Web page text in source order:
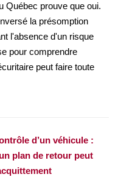
Québec prouve que oui.
la présomption
l'absence d'un risque
pour comprendre
peut faire toute
d’un véhicule :
plan de retour peut